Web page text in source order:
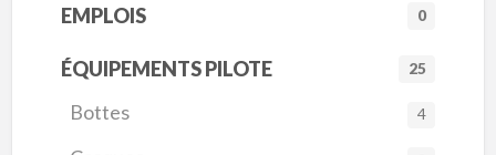
EMPLOIS 0
ÉQUIPEMENTS PILOTE 25
Bottes 4